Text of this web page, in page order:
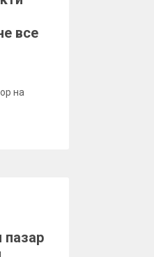
все
на
пазар